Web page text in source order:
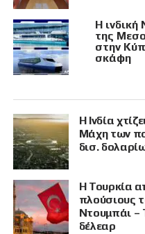
Η ινδική
της
στην
σκάφη
Η Ινδία
Μάχη των
δισ.
Η Τουρκία
πλούσιους
Ντουμπάι –
δέλεαρ